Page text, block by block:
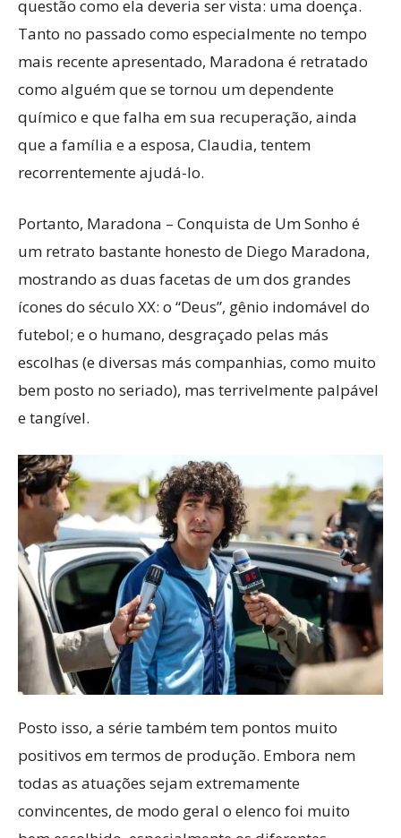
questão como ela deveria ser vista: uma doença.
Tanto no passado como especialmente no tempo
mais recente apresentado, Maradona é retratado
como alguém que se tornou um dependente
químico e que falha em sua recuperação, ainda
que a família e a esposa, Claudia, tentem
recorrentemente ajudá-lo.
Portanto, Maradona – Conquista de Um Sonho é
um retrato bastante honesto de Diego Maradona,
mostrando as duas facetas de um dos grandes
ícones do século XX: o “Deus”, gênio indomável do
futebol; e o humano, desgraçado pelas más
escolhas (e diversas más companhias, como muito
bem posto no seriado), mas terrivelmente palpável
e tangível.
Posto isso, a série também tem pontos muito
positivos em termos de produção. Embora nem
todas as atuações sejam extremamente
convincentes, de modo geral o elenco foi muito